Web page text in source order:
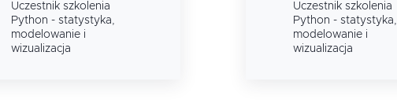
Uczestnik szkolenia
Python - statystyka,
modelowanie i
wizualizacja
Uczestnik szkolenia
Python - statystyka,
modelowanie i
wizualizacja